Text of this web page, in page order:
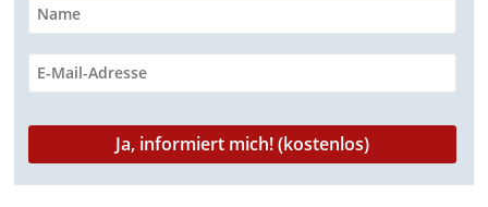
i
l
-
M
a